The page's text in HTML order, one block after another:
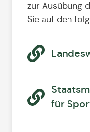
zur Ausübung
Sie auf den
für